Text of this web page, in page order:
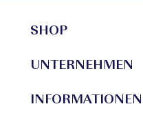
SHOP
UNTERNEHMEN
INFORMATIONEN